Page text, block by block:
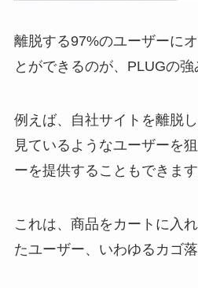
離脱する97%のユーザーに
とができるのが、PLUGの強
例えば、自社サイトを離脱
見ているようなユーザーを
ーを提供することもできます
これは、商品をカートに入
たユーザー、いわゆるカゴ落